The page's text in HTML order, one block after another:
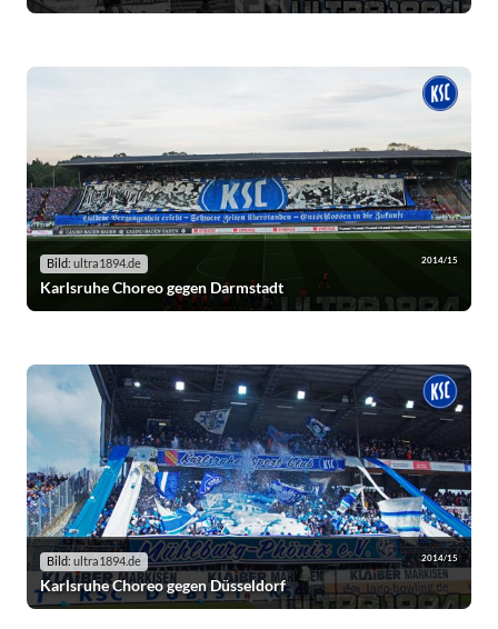
Bild: ultra1894.de 2014/15
Karlsruhe Choreo gegen Darmstadt
Bild: ultra1894.de 2014/15
Karlsruhe Choreo gegen Düsseldorf